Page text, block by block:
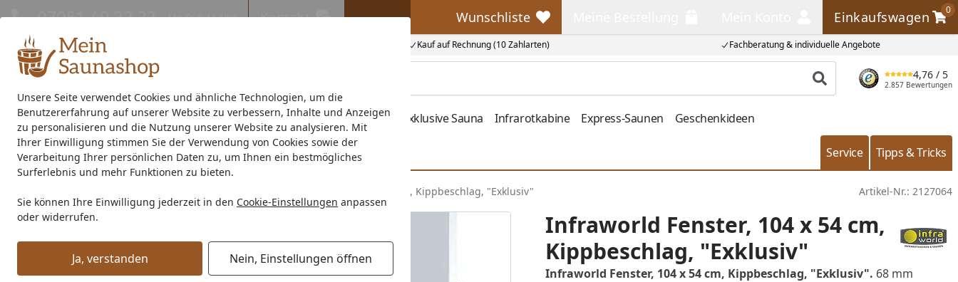
Unsere Seite verwendet Cookies und ähnliche Technologien, um die
Benutzererfahrung auf unserer Website zu verbessern, Inhalte und Anzeigen
zu personalisieren und die Nutzung unserer Website zu analysieren. Mit
Ihrer Einwilligung stimmen Sie der Verwendung von Cookies sowie der
Verarbeitung Ihrer persönlichen Daten zu, um Ihnen ein bestmögliches
Surferlebnis und mehr Funktionen zu bieten.
Sie können Ihre Einwilligung jederzeit in den Cookie-Einstellungen anpassen
oder widerrufen.
Ja, verstanden Nein, Einstellungen öffnen
Kauf auf Rechnung (10 Zahlarten) Fachberatung & individuelle Angebote
07051 / 9 22 22 Mo-Fr. 8-16 Uhr Kontakt Wunschliste
Wunschliste Einkaufswagen
0
Einkaufswagen
Produkt suchen
4,76 / 5
2.857 Bewertungen
Außensauna Indoor-Sauna Energiespar-Sauna Saunaofen Zubehör Exklusive Sauna Infrarotkabine Express-Saunen Geschenkideen
Saunahersteller % Sale % Service Tipps & Tricks
Startseite
Infraworld Fenster, 104 x 54 cm, Kippbeschlag, "Exklusiv" Artikel-Nr.: 2127064
Infraworld Fenster, 104 x 54 cm,
Kippbeschlag, "Exklusiv"
Infraworld Fenster, 104 x 54 cm, Kippbeschlag, "Exklusiv". 68 mm